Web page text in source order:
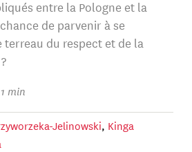
entre la Pologne et la
de parvenir à se
du respect et de la
min
Jelinowski, Kinga